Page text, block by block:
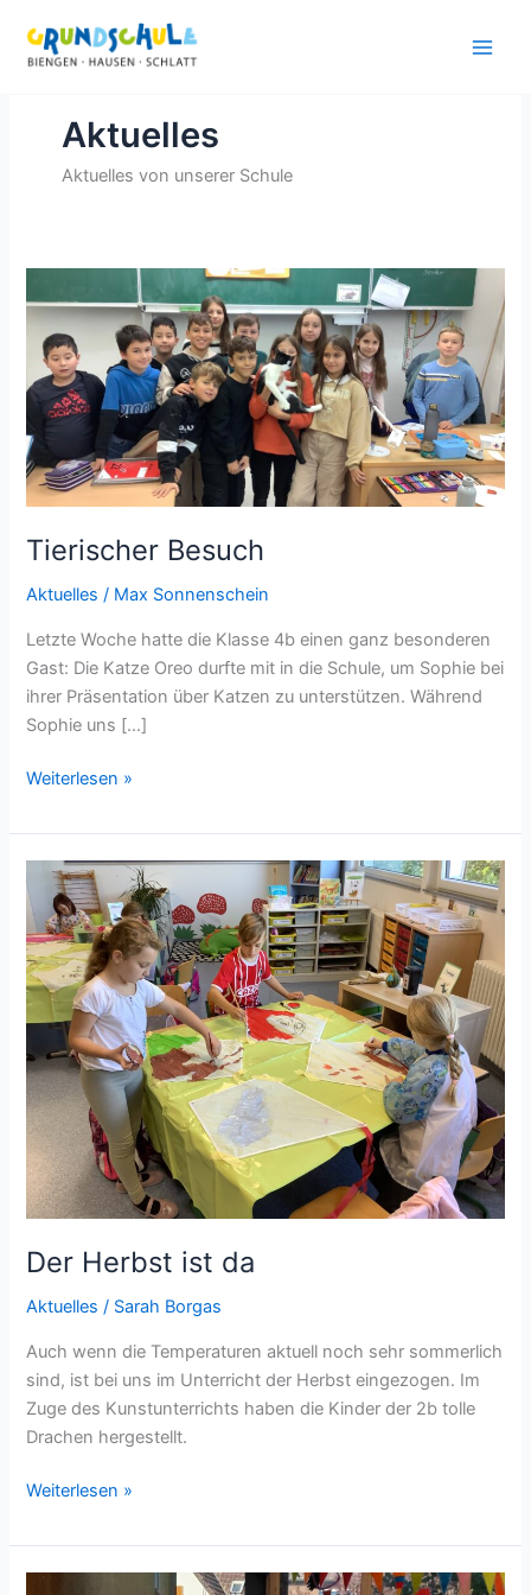
Inhalt
springen
Aktuelles
Aktuelles von unserer Schule
Tierischer Besuch
Aktuelles / Max Sonnenschein
Letzte Woche hatte die Klasse 4b einen ganz besonderen
Gast: Die Katze Oreo durfte mit in die Schule, um Sophie bei
ihrer Präsentation über Katzen zu unterstützen. Während
Sophie uns […]
Besuch
Weiterlesen »
Der Herbst ist da
Aktuelles / Sarah Borgas
Auch wenn die Temperaturen aktuell noch sehr sommerlich
sind, ist bei uns im Unterricht der Herbst eingezogen. Im
Zuge des Kunstunterrichts haben die Kinder der 2b tolle
Drachen hergestellt.
Der
Herbst
ist
da
Weiterlesen »
Einschulungsfeier